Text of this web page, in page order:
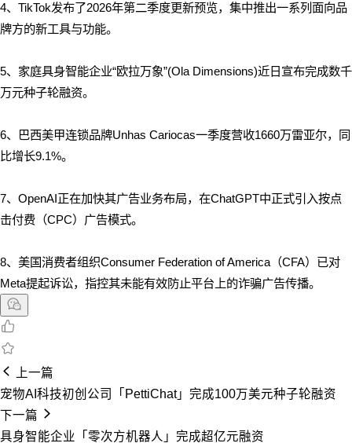
4、TikTok发布了2026年第二季度更新预览，集中推出一系列面向品
牌方的新工具与功能。
5、家庭具身智能企业“欧拉万象”(Ola Dimensions)近日宣布完成数千
万元种子轮融资。
6、巴西美甲连锁品牌Unhas Cariocas一季度营收1660万雷亚尔，同
比增长9.1%。
7、OpenAI正在加快其广告业务布局，在ChatGPT中正式引入按点
击付费（CPC）广告模式。
8、 美国消费者组织Consumer Federation of America（CFA）已对
Meta提起诉讼，指控其未能有效防止平台上的诈骗广告传播。
上一篇
宠物AI科技初创公司「PettiChat」完成100万美元种子轮融资
下一篇
具身智能企业「零次方机器人」完成超亿元融资